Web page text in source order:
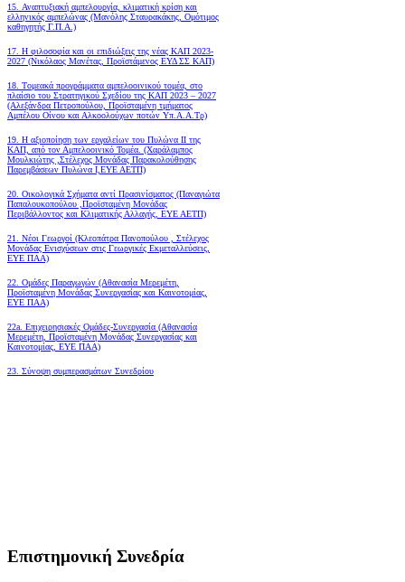
15. Αναπτυξιακή αμπελουργία, κλιματική κρίση και
ελληνικός αμπελώνας (Μανόλης Σταυρακάκης, Ομότιμος
καθηγητής Γ.Π.Α.)
17. Η φιλοσοφία και οι επιδιώξεις της νέας ΚΑΠ 2023-
2027 (Νικόλαος Μανέτας, Προϊστάμενος ΕΥΔ ΣΣ ΚΑΠ)
18. Tομεακά προγράμματα αμπελοοινικού τομέα, στο
πλαίσιο του Στρατηγικού Σχεδίου της ΚΑΠ 2023 – 2027
(Αλεξάνδρα Πετροπούλου, Προϊσταμένη τμήματος
Αμπέλου Οίνου και Αλκοολούχων ποτών Υπ.Α.Α.Τρ)
19. Η αξιοποίηση των εργαλείων του Πυλώνα ΙΙ της
ΚΑΠ, από τον Αμπελοοινικό Τομέα. (Χαράλαμπος
Μουλκιώτης ,Στέλεχος Μονάδας Παρακολούθησης
Παρεμβάσεων Πυλώνα Ι,ΕΥΕ ΑΕΤΠ)
20. Οικολογικά Σχήματα αντί Πρασινίσματος (Παναγιώτα
Παπαλουκοπούλου ,Προϊσταμένη Μονάδας
Περιβάλλοντος και Κλιματικής Αλλαγής, ΕΥΕ ΑΕΤΠ)
21. Νέοι Γεωργοί (Κλεοπάτρα Πανοπούλου , Στέλεχος
Μονάδας Ενισχύσεων στις Γεωργικές Εκμεταλλεύσεις,
ΕΥΕ ΠΑΑ)
22. Ομάδες Παραγωγών (Αθανασία Μερεμέτη,
Προϊσταμένη Μονάδας Συνεργασίας και Καινοτομίας,
ΕΥΕ ΠΑΑ)
22a. Επιχειρησιακές Ομάδες-Συνεργασία (Αθανασία
Μερεμέτη, Προϊσταμένη Μονάδας Συνεργασίας και
Καινοτομίας, ΕΥΕ ΠΑΑ)
23. Σύνοψη συμπερασμάτων Συνεδρίου
Επιστημονική Συνεδρία